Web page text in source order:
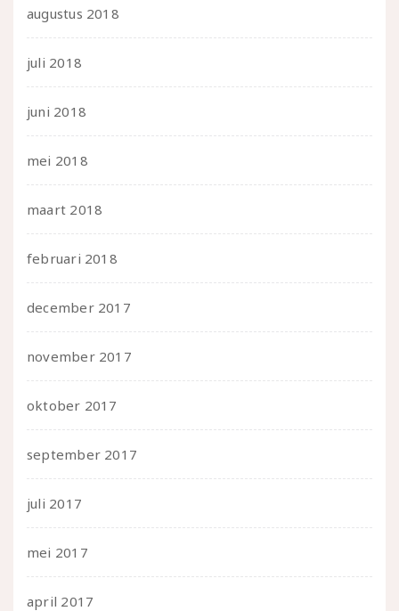
augustus 2018
juli 2018
juni 2018
mei 2018
maart 2018
februari 2018
december 2017
november 2017
oktober 2017
september 2017
juli 2017
mei 2017
april 2017